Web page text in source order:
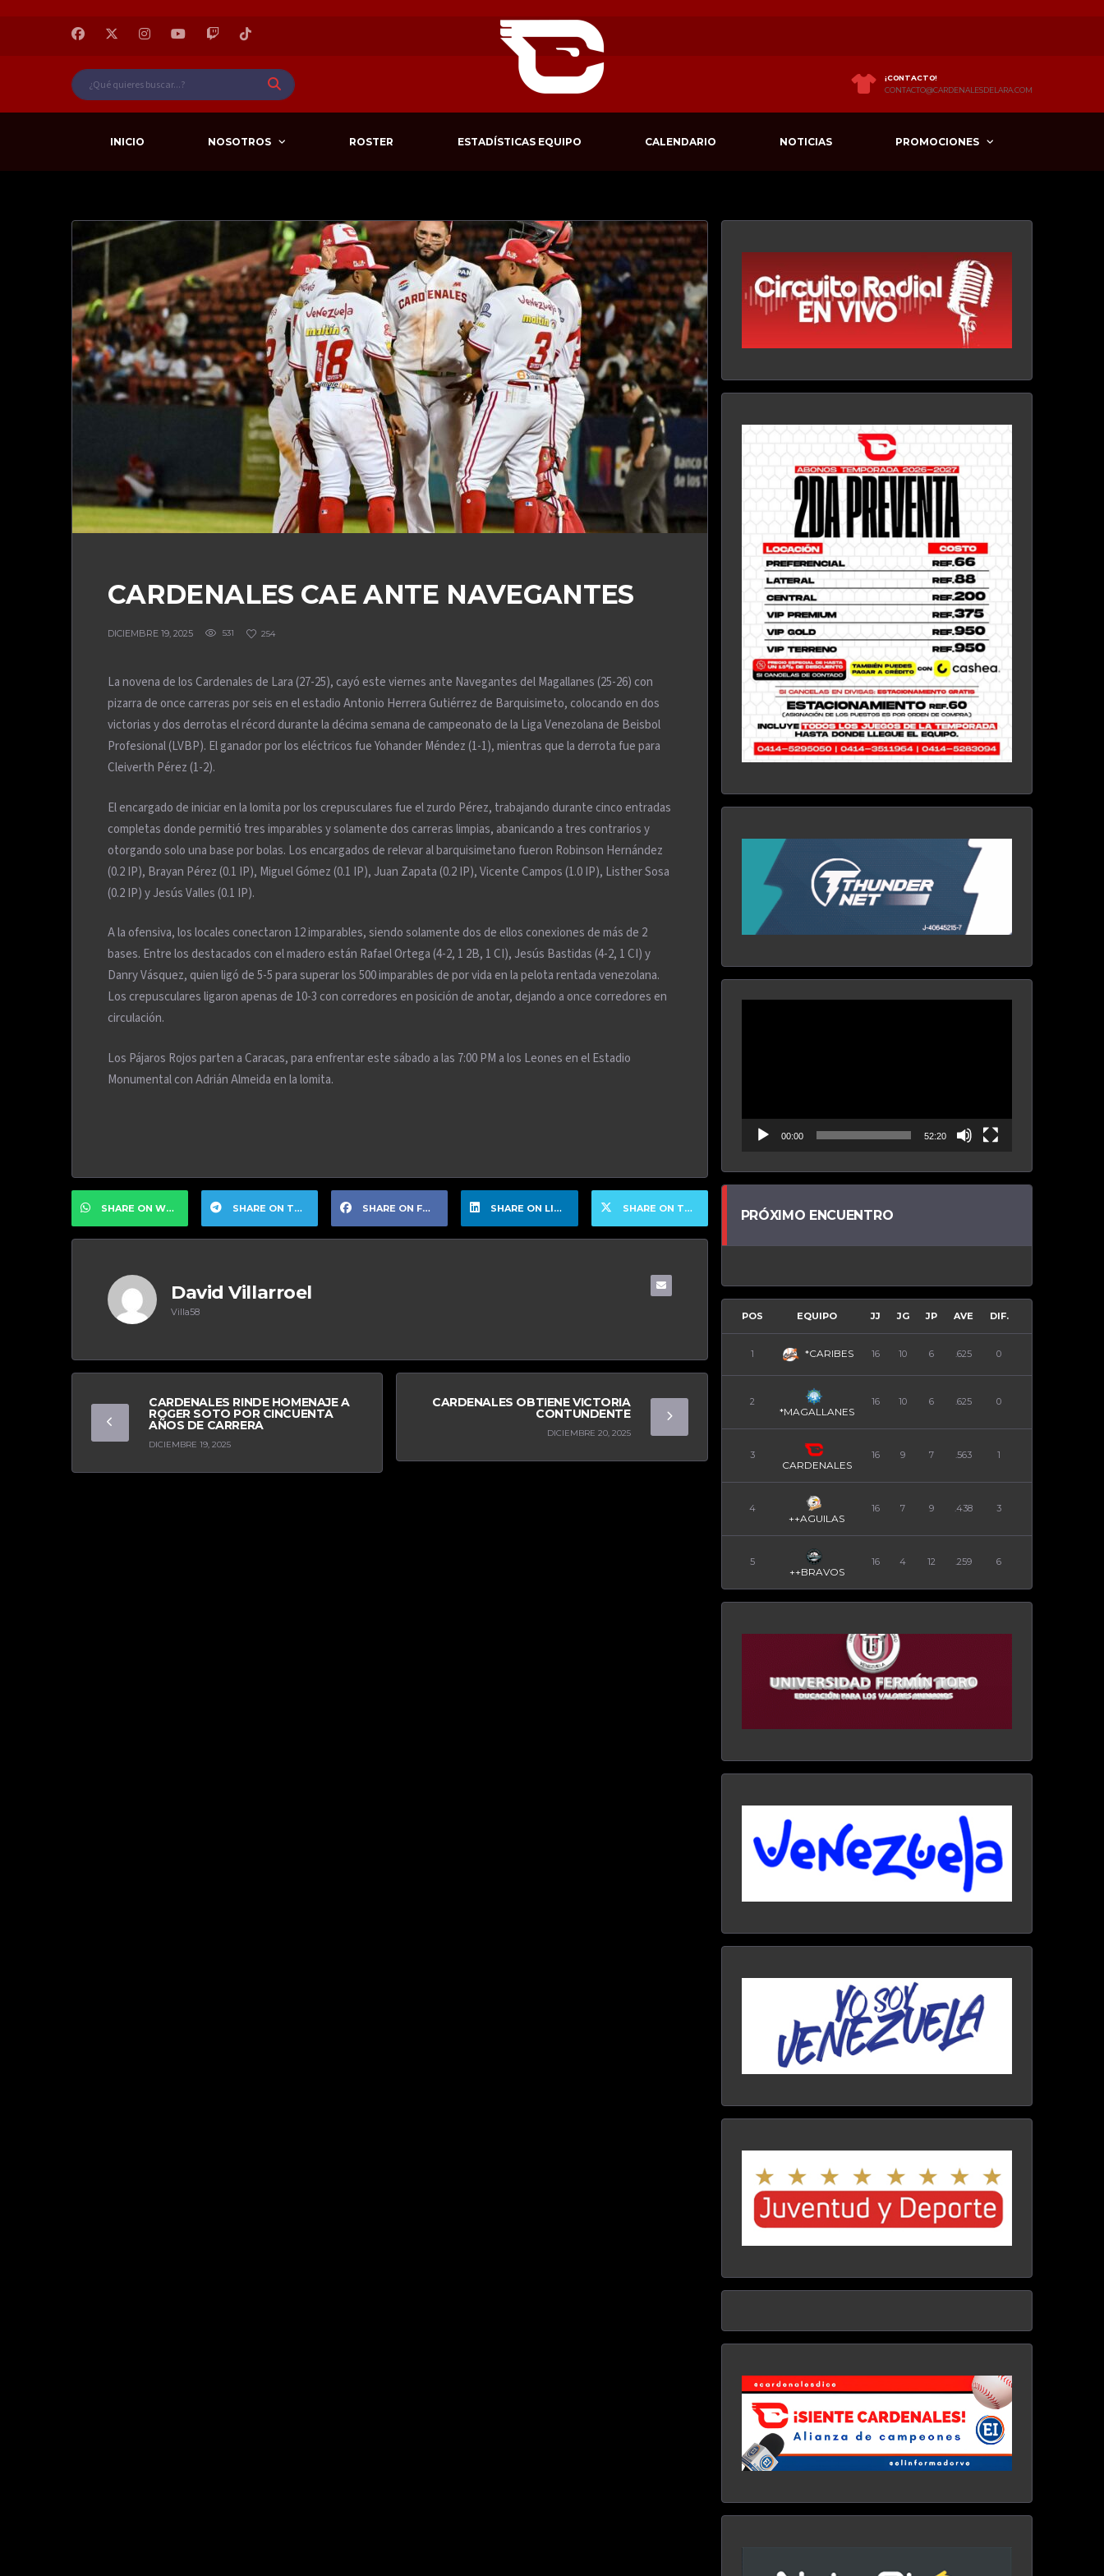
¡CONTACTO!
CONTACTO@CARDENALESDELARA.COM
INICIO NOSOTROS ROSTER ESTADÍSTICAS EQUIPO CALENDARIO NOTICIAS PROMOCIONES
CARDENALES CAE ANTE NAVEGANTES
DICIEMBRE 19, 2025 531 254
La novena de los Cardenales de Lara (27-25), cayó este viernes ante Navegantes del Magallanes (25-26) con
pizarra de once carreras por seis en el estadio Antonio Herrera Gutiérrez de Barquisimeto, colocando en dos
victorias y dos derrotas el récord durante la décima semana de campeonato de la Liga Venezolana de Beisbol
Profesional (LVBP). El ganador por los eléctricos fue Yohander Méndez (1-1), mientras que la derrota fue para
Cleiverth Pérez (1-2).
El encargado de iniciar en la lomita por los crepusculares fue el zurdo Pérez, trabajando durante cinco entradas
completas donde permitió tres imparables y solamente dos carreras limpias, abanicando a tres contrarios y
otorgando solo una base por bolas. Los encargados de relevar al barquisimetano fueron Robinson Hernández
(0.2 IP), Brayan Pérez (0.1 IP), Miguel Gómez (0.1 IP), Juan Zapata (0.2 IP), Vicente Campos (1.0 IP), Listher Sosa
(0.2 IP) y Jesús Valles (0.1 IP).
A la ofensiva, los locales conectaron 12 imparables, siendo solamente dos de ellos conexiones de más de 2
bases. Entre los destacados con el madero están Rafael Ortega (4-2, 1 2B, 1 CI), Jesús Bastidas (4-2, 1 CI) y
Danry Vásquez, quien ligó de 5-5 para superar los 500 imparables de por vida en la pelota rentada venezolana.
Los crepusculares ligaron apenas de 10-3 con corredores en posición de anotar, dejando a once corredores en
circulación.
Los Pájaros Rojos parten a Caracas, para enfrentar este sábado a las 7:00 PM a los Leones en el Estadio
Monumental con Adrián Almeida en la lomita.
SHARE ON WHATSAPP SHARE ON TELEGRAM SHARE ON FACEBOOK SHARE ON LINKEDIN SHARE ON TWITTER
David Villarroel
Villa58
CARDENALES RINDE HOMENAJE A
ROGER SOTO POR CINCUENTA
AÑOS DE CARRERA
DICIEMBRE 19, 2025
CARDENALES OBTIENE VICTORIA
CONTUNDENTE
DICIEMBRE 20, 2025
00:00 52:20
PRÓXIMO ENCUENTRO
POS EQUIPO JJ JG JP AVE DIF.
1 *CARIBES 16 10 6 .625 0
2
*MAGALLANES
16 10 6 .625 0
3
CARDENALES
16 9 7 .563 1
4
++AGUILAS
16 7 9 .438 3
5
++BRAVOS
16 4 12 .259 6